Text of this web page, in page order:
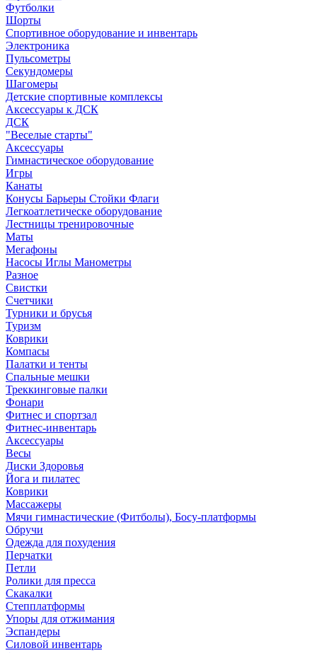
Футболки
Шорты
Спортивное оборудование и инвентарь
Электроника
Пульсометры
Секундомеры
Шагомеры
Детские спортивные комплексы
Аксессуары к ДСК
ДСК
"Веселые старты"
Аксессуары
Гимнастическое оборудование
Игры
Канаты
Конусы Барьеры Стойки Флаги
Легкоатлетическе оборудование
Лестницы тренировочные
Маты
Мегафоны
Насосы Иглы Манометры
Разное
Свистки
Счетчики
Турники и брусья
Туризм
Коврики
Компасы
Палатки и тенты
Спальные мешки
Треккинговые палки
Фонари
Фитнес и спортзал
Фитнес-инвентарь
Аксессуары
Весы
Диски Здоровья
Йога и пилатес
Коврики
Массажеры
Мячи гимнастические (Фитболы), Босу-платформы
Обручи
Одежда для похудения
Перчатки
Петли
Ролики для пресса
Скакалки
Степплатформы
Упоры для отжимания
Эспандеры
Силовой инвентарь